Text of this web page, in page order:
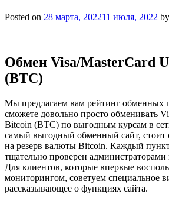
Posted on 28 марта, 202211 июля, 2022 by
Обмен Visa/MasterCard
(BTC)
Мы предлагаем вам рейтинг обменных
сможете довольно просто обменивать
Bitcoin (BTC) по выгодным курсам в
самый выгодный обменный сайт, стоит
на резерв валюты Bitcoin. Каждый
тщательно проверен администраторами
Для клиентов, которые впервые
мониторингом, советуем специальное
рассказывающее о функциях сайта.